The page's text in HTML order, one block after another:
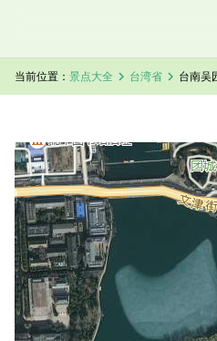
当前位置： 景点大全 chevron_right 台湾省 chevron_right 台南吴
台南吴园公会堂卫星地图加载中，